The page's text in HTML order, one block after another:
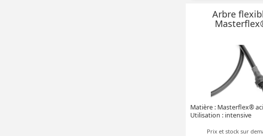
Arbre
Utilisation : intensive
Prix et stock sur